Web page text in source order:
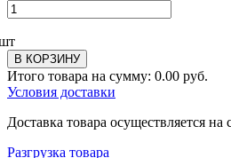
В КОРЗИНУ
Итого товара на сумму: 0.00 руб.
Условия доставки
Доставка товара осуществляется
Разгрузка товара